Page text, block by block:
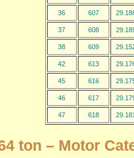
36 607
37 608
38 609
42 613
45 616
46 617
47 618
ton – Motor